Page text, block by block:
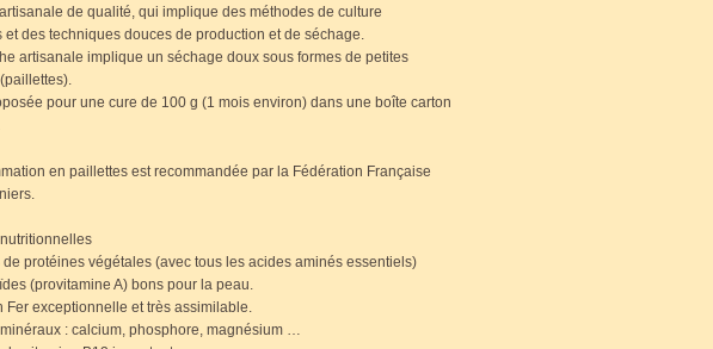
de qualité, qui implique des méthodes de culture
et des techniques douces de production et de séchage.
artisanale implique un séchage doux sous formes de petites
pour une cure de 100 g (1 mois environ) dans une boîte carton
en paillettes est recommandée par la Fédération Française
de protéines végétales (avec tous les acides aminés essentiels)
(provitamine A) bons pour la peau.
Fer exceptionnelle et très assimilable.
: calcium, phosphore, magnésium …